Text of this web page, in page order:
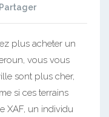
Partager
plus acheter un
vous vous
sont plus cher,
si ces terrains
XAF, un individu